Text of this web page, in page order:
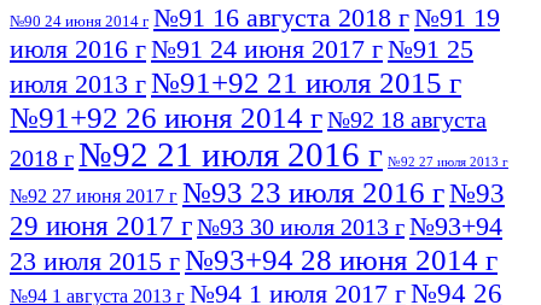
№90 24 июня 2014 г №91 16 августа 2018 г№91 19
июля 2016 г№91 24 июня 2017 г№91 25
июля 2013 г№91+92 21 июля 2015 г
№91+92 26 июня 2014 г№92 18 августа
2018 г№92 21 июля 2016 г №92 27 июля 2013 г
№92 27 июня 2017 г №93 23 июля 2016 г№93
29 июня 2017 г№93 30 июля 2013 г№93+94
23 июля 2015 г№93+94 28 июня 2014 г
№94 1 августа 2013 г №94 1 июля 2017 г№94 26